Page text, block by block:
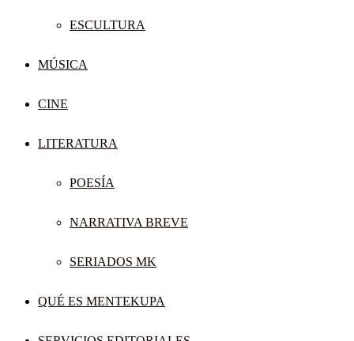
ESCULTURA
MÚSICA
CINE
LITERATURA
POESÍA
NARRATIVA BREVE
SERIADOS MK
QUÉ ES MENTEKUPA